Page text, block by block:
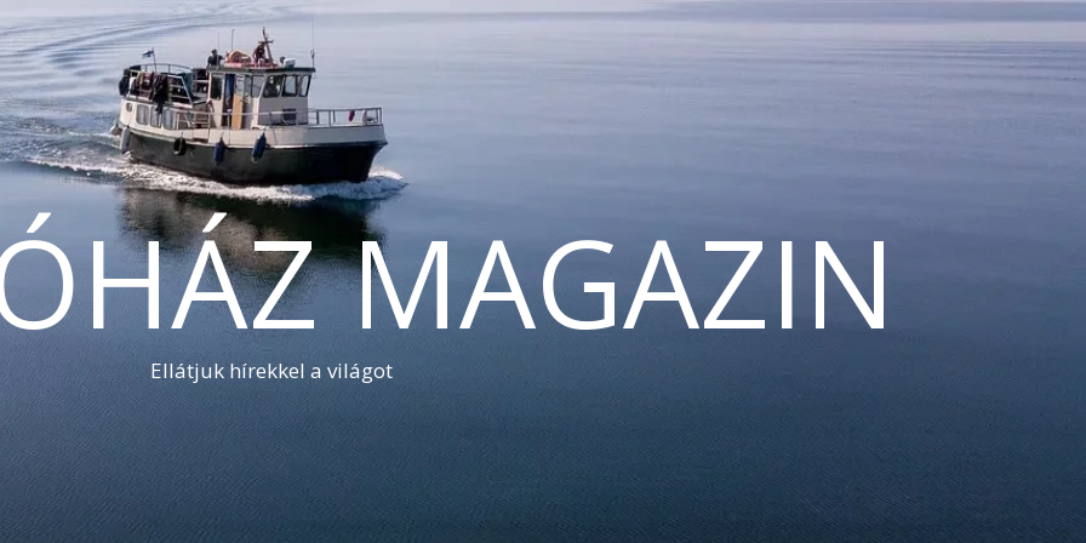
MAGAZIN
Ellátjuk hírekkel a világot